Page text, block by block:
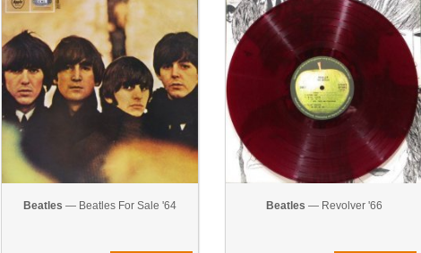
Beatles — Beatles For Sale '64 Beatles — Revolver '66